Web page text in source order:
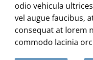
odio vehicula
vel augue faucibus,
consequat at lorem
commodo lacinia